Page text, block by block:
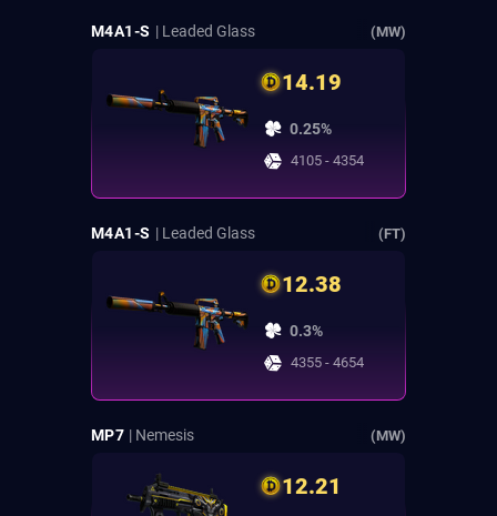
M4A1-S | Leaded Glass (MW)
14.19
0.25%
4105 - 4354
M4A1-S | Leaded Glass (FT)
12.38
0.3%
4355 - 4654
MP7 | Nemesis (MW)
12.21